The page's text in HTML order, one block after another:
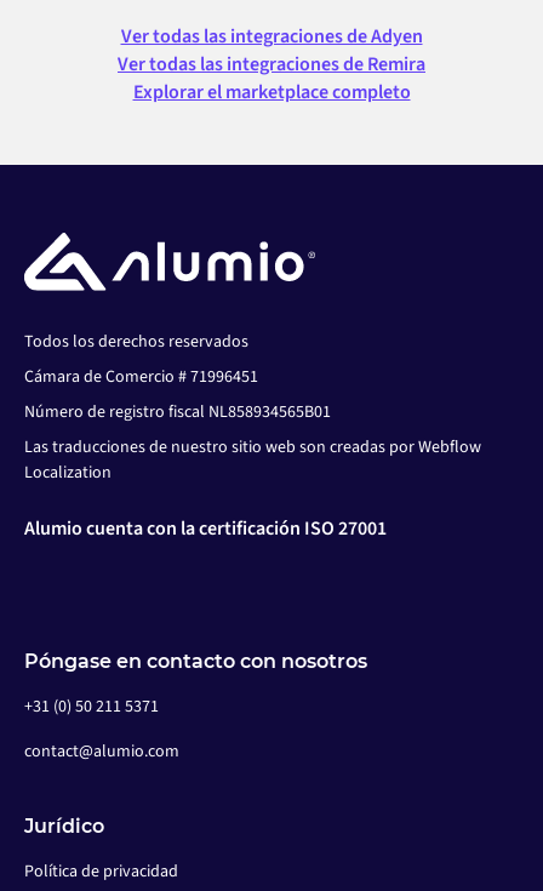
Ver todas las integraciones de Adyen
Ver todas las integraciones de Remira
Explorar el marketplace completo
Todos los derechos reservados
Cámara de Comercio # 71996451
Número de registro fiscal NL858934565B01
Las traducciones de nuestro sitio web son creadas por Webflow
Localization
Alumio cuenta con la certificación ISO 27001
Póngase en contacto con nosotros
+31 (0) 50 211 5371
contact@alumio.com
Jurídico
Política de privacidad